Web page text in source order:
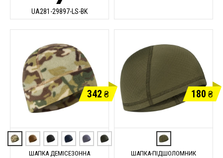
UA281-29897-LS-BK
342 ₴
ШАПКА ДЕМІСЕЗОННА
180 ₴
ШАПКА-ПІДШОЛОМНИК